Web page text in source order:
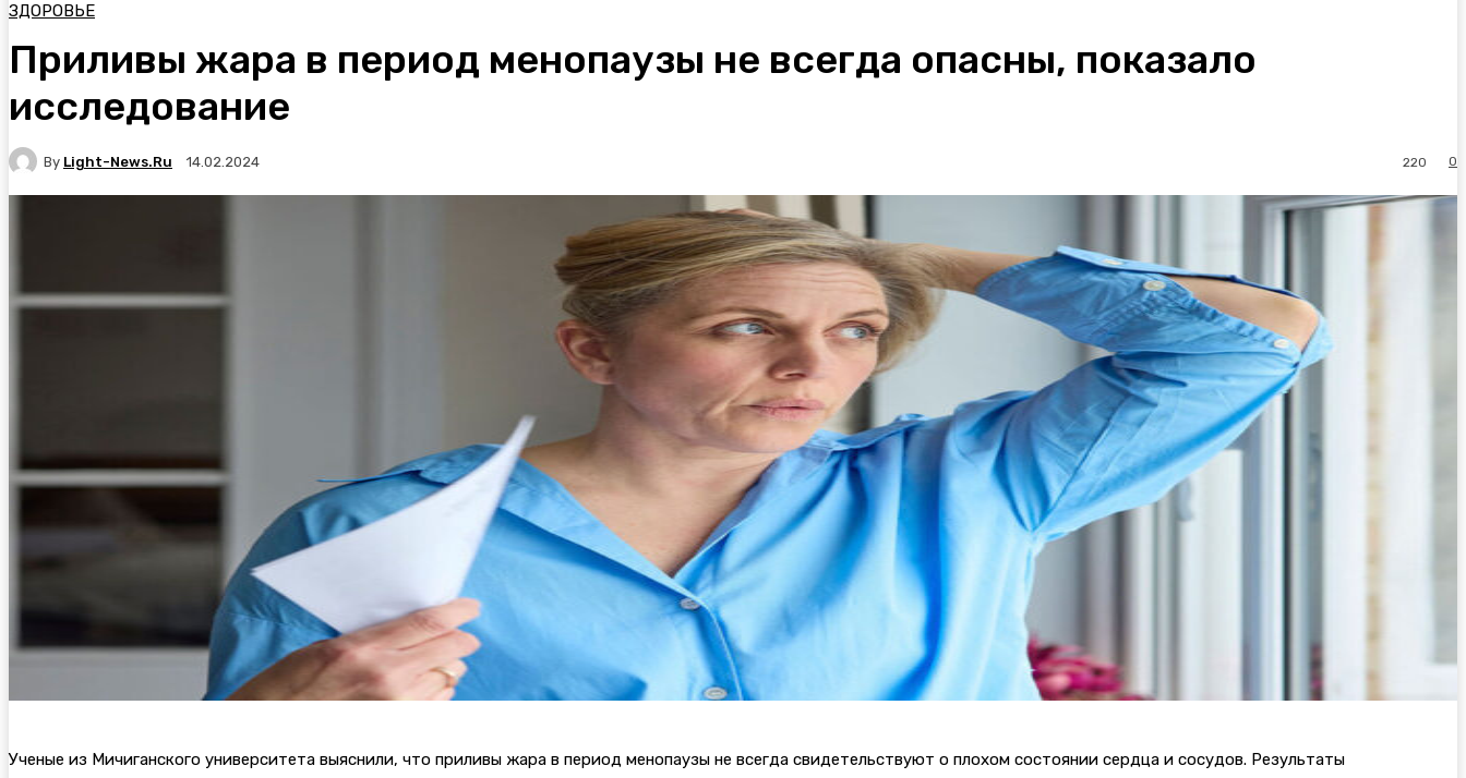
ЗДОРОВЬЕ
Приливы жара в период менопаузы не всегда опасны, показало
исследование
By Light-News.ru 14.02.2024 0
220
Ученые из Мичиганского университета выяснили, что приливы жара в период менопаузы не всегда свидетельствуют о плохом состоянии сердца и сосудов. Результаты